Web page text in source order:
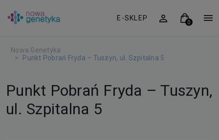
E-SKLEP
Nowa Genetyka
Punkt Pobrań Fryda – Tuszyn, ul. Szpitalna 5
Punkt Pobrań Fryda – Tuszyn,
ul. Szpitalna 5